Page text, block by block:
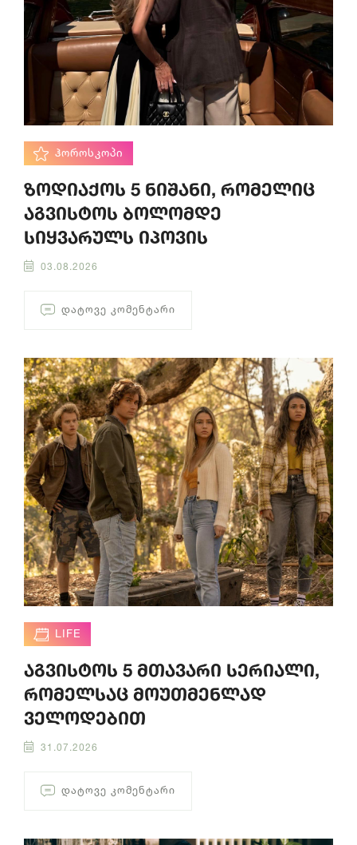
ᲰᲝᲠᲝᲡᲙᲝᲞᲘ
ზოდიაქოს 5 ნიშანი, რომელიც
აგვისტოს ბოლომდე
სიყვარულს იპოვის
03.08.2026
ᲓᲐᲢᲝᲕᲔ ᲙᲝᲛᲔᲜᲢᲐᲠᲘ
LIFE
აგვისტოს 5 მთავარი სერიალი,
რომელსაც მოუთმენლად
ველოდებით
31.07.2026
ᲓᲐᲢᲝᲕᲔ ᲙᲝᲛᲔᲜᲢᲐᲠᲘ